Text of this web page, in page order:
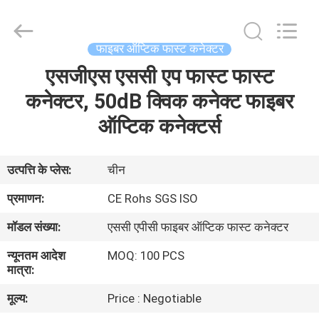
हमारे
बारे
में
कारखाना
भ्रमण
Co.,Ltd..
फाइबर ऑप्टिक फास्ट कनेक्टर
एसजीएस एससी एप फास्ट फास्ट
कनेक्टर, 50dB क्विक कनेक्ट फाइबर
ऑप्टिक कनेक्टर्स
उत्पत्ति के प्लेस:
चीन
प्रमाणन:
CE Rohs SGS ISO
मॉडल संख्या:
एससी एपीसी फाइबर ऑप्टिक फास्ट कनेक्टर
न्यूनतम आदेश
मात्रा:
MOQ: 100 PCS
मूल्य:
Price : Negotiable